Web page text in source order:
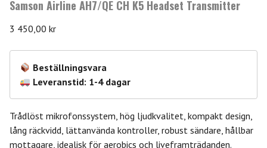
Samson Airline AH7/QE CH K5 Headset Transmitter
3 450,00 kr
Beställningsvara
Leveranstid: 1-4 dagar
Trådlöst mikrofonssystem, hög ljudkvalitet, kompakt design,
lång räckvidd, lättanvända kontroller, robust sändare, hållbar
mottagare, idealisk för aerobics och liveframträdanden.